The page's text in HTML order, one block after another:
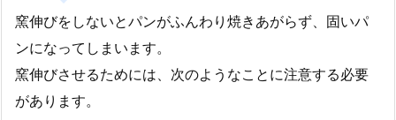
窯伸びをしないとパンがふんわり焼きあがらず、固いパ
ンになってしまいます。
窯伸びさせるためには、次のようなことに注意する必要
があります。